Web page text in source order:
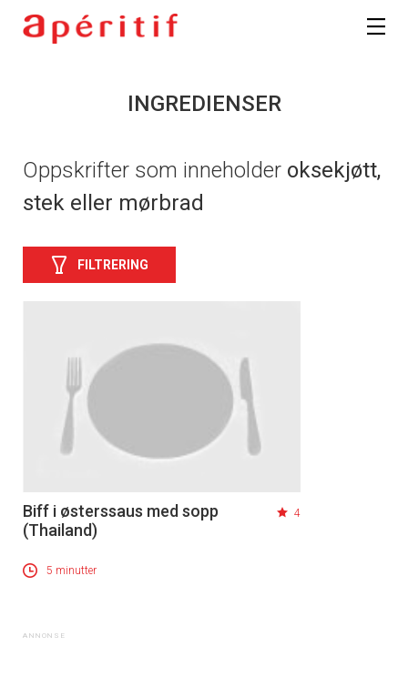
INGREDIENSER
Oppskrifter som inneholder oksekjøtt,
stek eller mørbrad
FILTRERING
Biff i østerssaus med sopp
(Thailand)
4
5 minutter